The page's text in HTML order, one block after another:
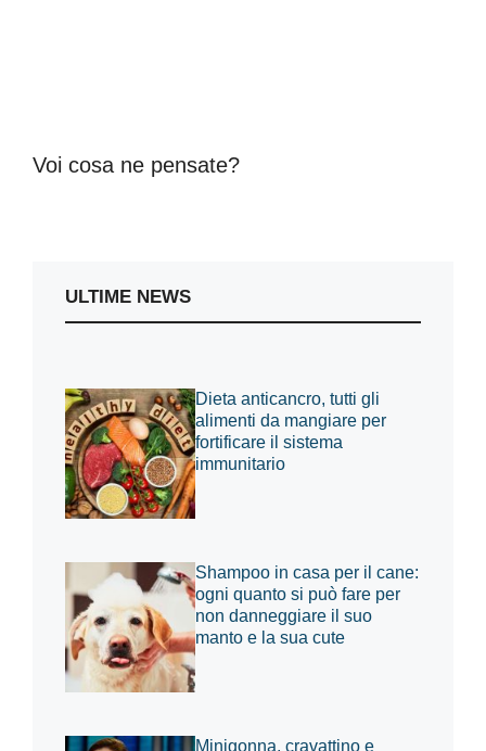
Voi cosa ne pensate?
ULTIME NEWS
Dieta anticancro, tutti gli
alimenti da mangiare per
fortificare il sistema
immunitario
Shampoo in casa per il cane:
ogni quanto si può fare per
non danneggiare il suo
manto e la sua cute
Minigonna, cravattino e